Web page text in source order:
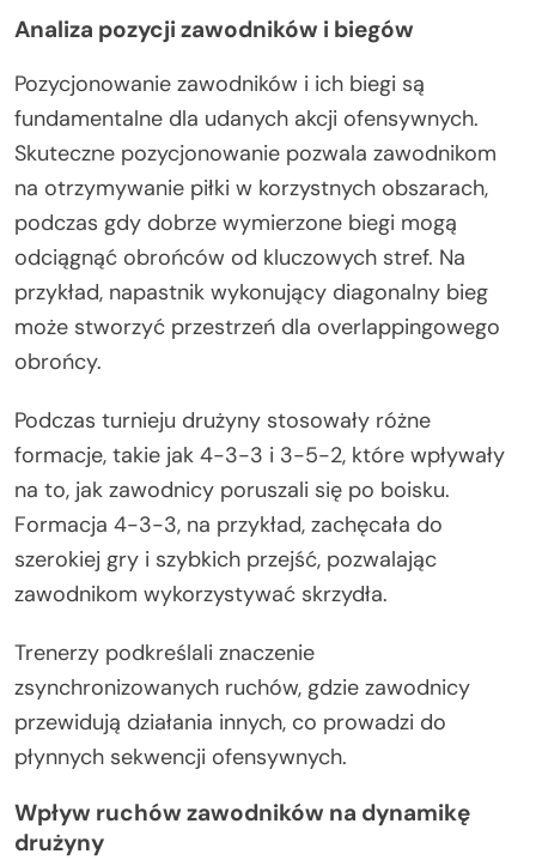
Analiza pozycji zawodników i biegów
Pozycjonowanie zawodników i ich biegi są
fundamentalne dla udanych akcji ofensywnych.
Skuteczne pozycjonowanie pozwala zawodnikom
na otrzymywanie piłki w korzystnych obszarach,
podczas gdy dobrze wymierzone biegi mogą
odciągnąć obrońców od kluczowych stref. Na
przykład, napastnik wykonujący diagonalny bieg
może stworzyć przestrzeń dla overlappingowego
obrońcy.
Podczas turnieju drużyny stosowały różne
formacje, takie jak 4-3-3 i 3-5-2, które wpływały
na to, jak zawodnicy poruszali się po boisku.
Formacja 4-3-3, na przykład, zachęcała do
szerokiej gry i szybkich przejść, pozwalając
zawodnikom wykorzystywać skrzydła.
Trenerzy podkreślali znaczenie
zsynchronizowanych ruchów, gdzie zawodnicy
przewidują działania innych, co prowadzi do
płynnych sekwencji ofensywnych.
Wpływ ruchów zawodników na dynamikę
drużyny